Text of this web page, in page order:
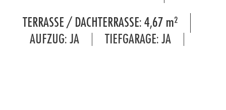
TERRASSE / DACHTERRASSE: 4,67 m²
AUFZUG: JA
TIEFGARAGE: JA